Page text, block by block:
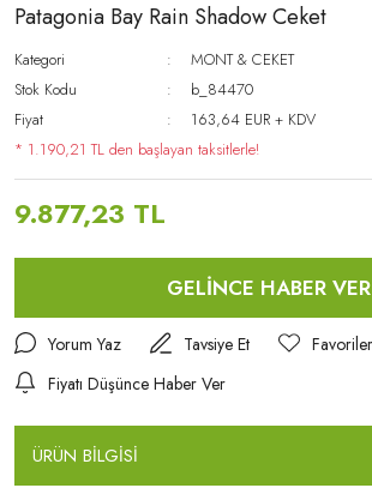
Patagonia Bay Rain Shadow Ceket
Kategori
MONT & CEKET
Stok Kodu
b_84470
Fiyat
163,64 EUR + KDV
* 1.190,21 TL den başlayan taksitlerle!
9.877,23 TL
GELİNCE HABER VER
Yorum Yaz
Tavsiye Et
Fiyatı Düşünce Haber Ver
ÜRÜN BİLGİSİ